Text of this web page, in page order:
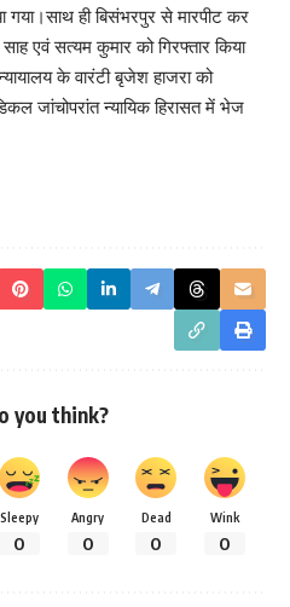
गया।साथ ही बिसंभरपुर से मारपीट कर
एवं सत्यम कुमार को गिरफ्तार किया
के वारंटी बृजेश हाजरा को
जांचोपरांत न्यायिक हिरासत में भेज
you think?
Sleepy
0
Angry
0
Dead
0
Wink
0